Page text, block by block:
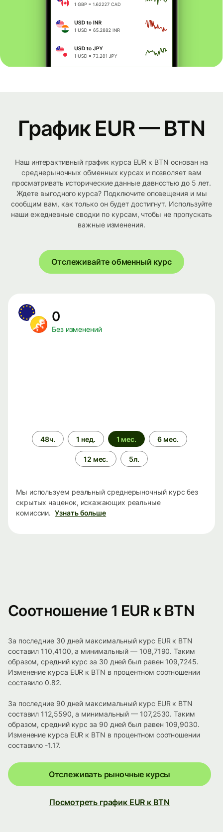
График EUR — BTN
Наш интерактивный график курса EUR к BTN основан на
среднерыночных обменных курсах и позволяет вам
просматривать исторические данные давностью до 5 лет.
Ждете выгодного курса? Подключите оповещения и мы
сообщим вам, как только он будет достигнут. Используйте
наши ежедневные сводки по курсам, чтобы не пропускать
важные изменения.
Отслеживайте обменный курс
0
Без изменений
Период
времени
48ч. 1 нед. 1 мес. 6 мес.
12 мес. 5л.
Мы используем реальный среднерыночный курс без
скрытых наценок, искажающих реальные
комиссии. Узнать больше
Соотношение 1 EUR к BTN
За последние 30 дней максимальный курс EUR к BTN
составил 110,4100, а минимальный — 108,7190. Таким
образом, средний курс за 30 дней был равен 109,7245.
Изменение курса EUR к BTN в процентном соотношении
составило 0.82.
За последние 90 дней максимальный курс EUR к BTN
составил 112,5590, а минимальный — 107,2530. Таким
образом, средний курс за 90 дней был равен 109,9030.
Изменение курса EUR к BTN в процентном соотношении
составило -1.17.
Отслеживать рыночные курсы
Посмотреть график EUR к BTN